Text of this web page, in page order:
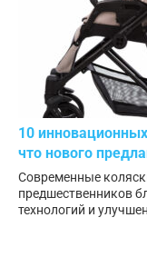
10
что нового
Современные
предшественников
технологий и